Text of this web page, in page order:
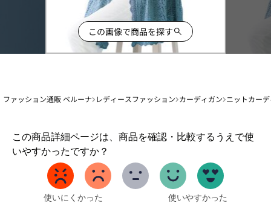
この画像で商品を探す
ファッション通販 ベルーナ レディースファッション カーディガン ニットカー
この商品詳細ページは、商品を確認・比較するうえで使
いやすかったですか？
1
か
使いにくかった 使いやすかった